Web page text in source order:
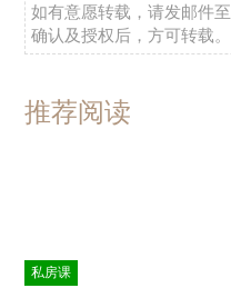
如有意愿转载，请发邮件至
确认及授权后，方可转载。
推荐阅读
私房课